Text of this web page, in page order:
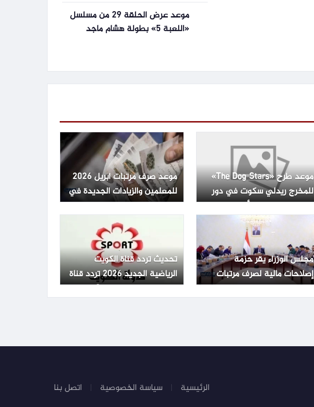
المشهد الجمعة 29 مايو 2026
موعد عرض الحلقة 29 من مسلسل
«اللعبة 5» بطولة هشام ماجد
موعد طرح «The Dog Stars»
للمخرج ريدلي سكوت في دور
العرض المصرية – الأسبوع
موعد صرف مرتبات أبريل 2026
للمعلمين والزيادات الجديدة في
مصر
مجلس الوزراء يقر حزمة
إصلاحات مالية لصرف مرتبات
موظفي الدولة
تحديث تردد قناة الكويت
الرياضية الجديد 2026 تردد قناة
الكويت الرياضية Kuwait Sports
الرئيسية سياسة الخصوصية اتصل بنا